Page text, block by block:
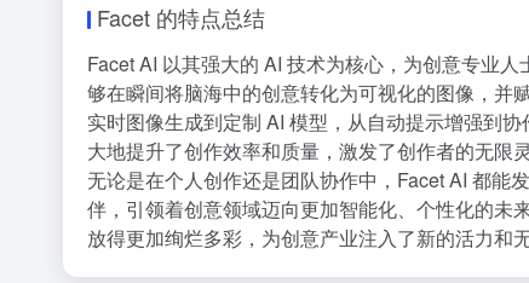
Facet 的特点总结
Facet AI 以其强大的 AI 技术为核心，为创意专业
够在瞬间将脑海中的创意转化为可视化的图像，并
实时图像生成到定制 AI 模型，从自动提示增强到
大地提升了创作效率和质量，激发了创作者的无限灵
无论是在个人创作还是团队协作中，Facet AI 都能
伴，引领着创意领域迈向更加智能化、个性化的未
放得更加绚烂多彩，为创意产业注入了新的活力和无